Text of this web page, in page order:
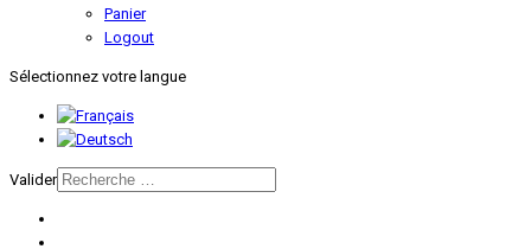
Panier
Logout
Sélectionnez votre langue
Valider